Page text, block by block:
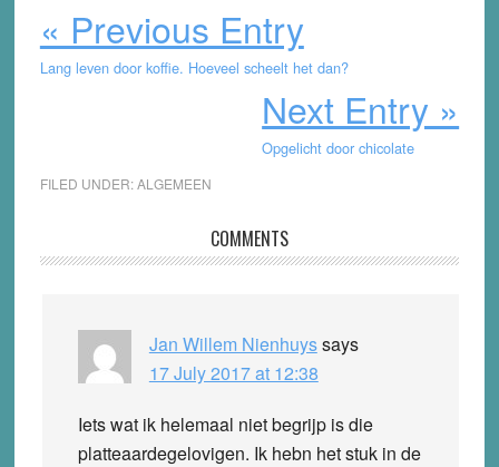
« Previous Entry
Lang leven door koffie. Hoeveel scheelt het dan?
Next Entry »
Opgelicht door chicolate
FILED UNDER:ALGEMEEN
Interactions
COMMENTS
Jan Willem Nienhuyssays
17 July 2017 at 12:38
Iets wat ik helemaal niet begrijp is die
platteaardegelovigen. Ik hebn het stuk in de